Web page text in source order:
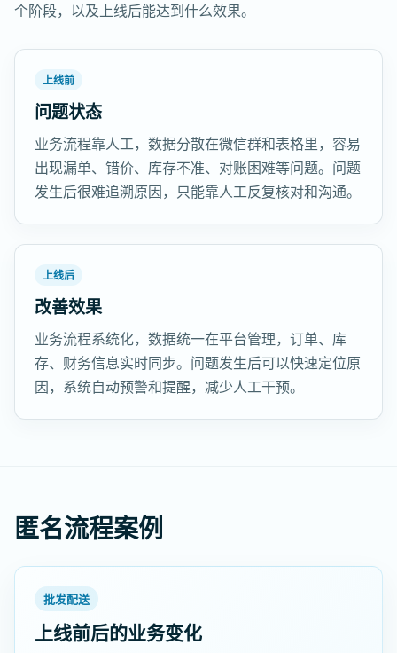
个阶段，以及上线后能达到什么效果。
上线前
问题状态
业务流程靠人工，数据分散在微信群和表格里，容易
出现漏单、错价、库存不准、对账困难等问题。问题
发生后很难追溯原因，只能靠人工反复核对和沟通。
上线后
改善效果
业务流程系统化，数据统一在平台管理，订单、库
存、财务信息实时同步。问题发生后可以快速定位原
因，系统自动预警和提醒，减少人工干预。
匿名流程案例
批发配送
上线前后的业务变化